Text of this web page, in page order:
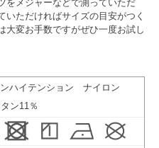
をメジャーなどで測っていただ
いただければサイズの目安がつく
大変お手数ですがぜひ一度お試し
ハイテンション ナイロン
ン11％